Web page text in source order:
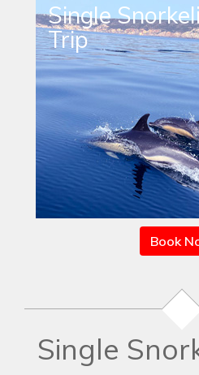
Single
Trip
Book
Single